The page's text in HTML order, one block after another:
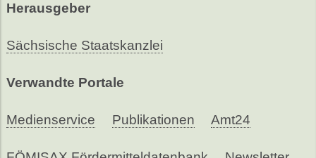
Herausgeber
Sächsische Staatskanzlei
Verwandte Portale
Medienservice Publikationen Amt24